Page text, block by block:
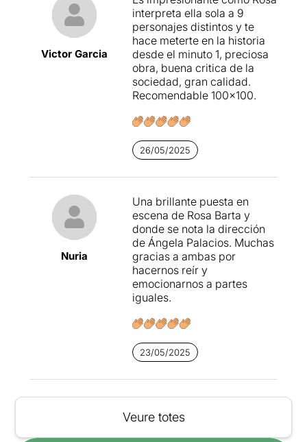
Victor Garcia
interpreta ella sola a 9
personajes distintos y te
hace meterte en la historia
desde el minuto 1, preciosa
obra, buena critica de la
sociedad, gran calidad.
Recomendable 100×100.
26/05/2025
Nuria
Una brillante puesta en
escena de Rosa Barta y
donde se nota la dirección
de Ángela Palacios. Muchas
gracias a ambas por
hacernos reír y
emocionarnos a partes
iguales.
23/05/2025
Veure totes